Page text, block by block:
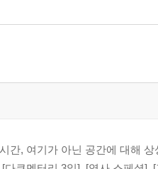
간, 여기가 아닌 공간에 대해